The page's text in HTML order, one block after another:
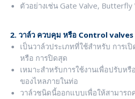
ตัวอย่างเช่น Gate Valve, Butterfly
2. วาล์ว ควบคุม หรือ Control valves
เป็นวาล์วประเภทที่ใช้สำหรับ การเ
หรือ การปิดสุด
เหมาะสำหรับการใช้งานเพื่อปรับห
ของไหลภายในท่อ
วาล์วชนิดนี้ออกแบบเพื่อให้สามาร